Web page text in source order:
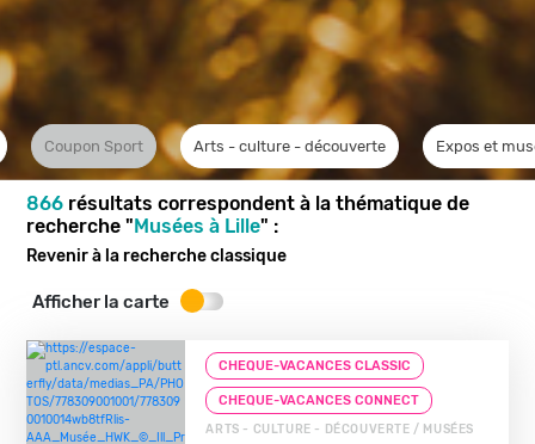
Coupon Sport Arts - culture - découverte Expos et
866 résultats correspondent à la thématique de
recherche " Musées à Lille" :
Revenir à la recherche classique
Afficher la carte
CHEQUE-VACANCES CLASSIC
CHEQUE-VACANCES CONNECT
ARTS - CULTURE - DÉCOUVERTE / MUSÉES